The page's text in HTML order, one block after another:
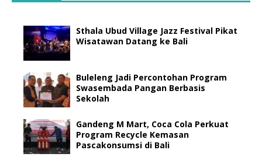
Sthala Ubud Village Jazz Festival Pikat
Wisatawan Datang ke Bali
Buleleng Jadi Percontohan Program
Swasembada Pangan Berbasis
Sekolah
Gandeng M Mart, Coca Cola Perkuat
Program Recycle Kemasan
Pascakonsumsi di Bali